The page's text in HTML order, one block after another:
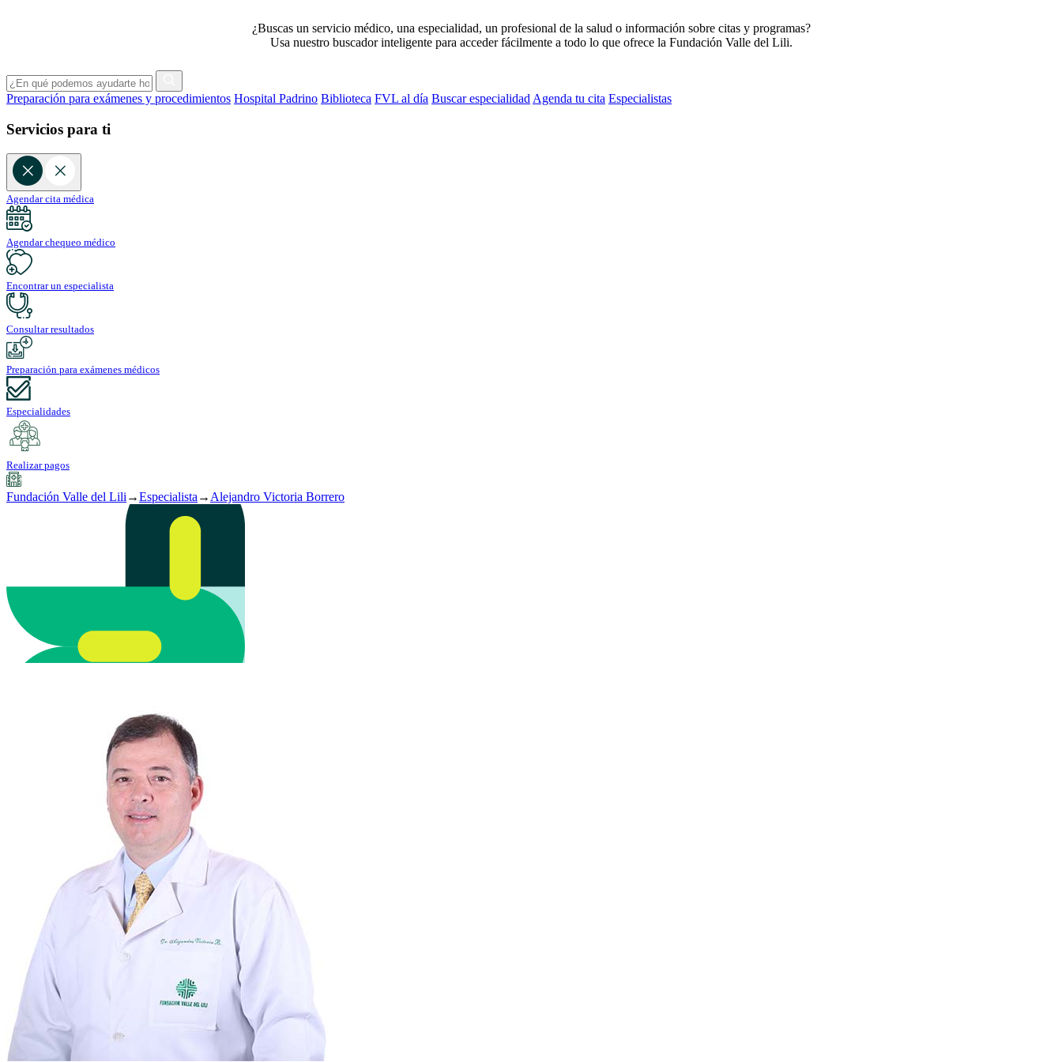
¿Buscas un servicio médico, una especialidad, un profesional de la salud o información sobre citas y programas?
Usa nuestro buscador inteligente para acceder fácilmente a todo lo que ofrece la Fundación Valle del Lili.
Preparación para exámenes y procedimientos Hospital Padrino Biblioteca FVL al día Buscar especialidad Agenda tu cita Especialistas
Servicios para ti
Agendar cita médica
Agendar chequeo médico
Encontrar un especialista
Consultar resultados
Preparación para exámenes médicos
Especialidades
Realizar pagos
Fundación Valle del Lili →Especialista → Alejandro Victoria Borrero